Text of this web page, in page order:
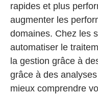
rapides et plus
augmenter les
domaines. Chez les
automatiser le
la gestion grâce à
grâce à des
mieux comprendre